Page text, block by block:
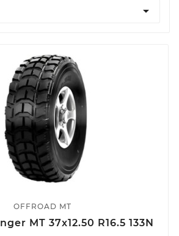

OFFROAD MT
MT 37x12.50 R16.5 133N